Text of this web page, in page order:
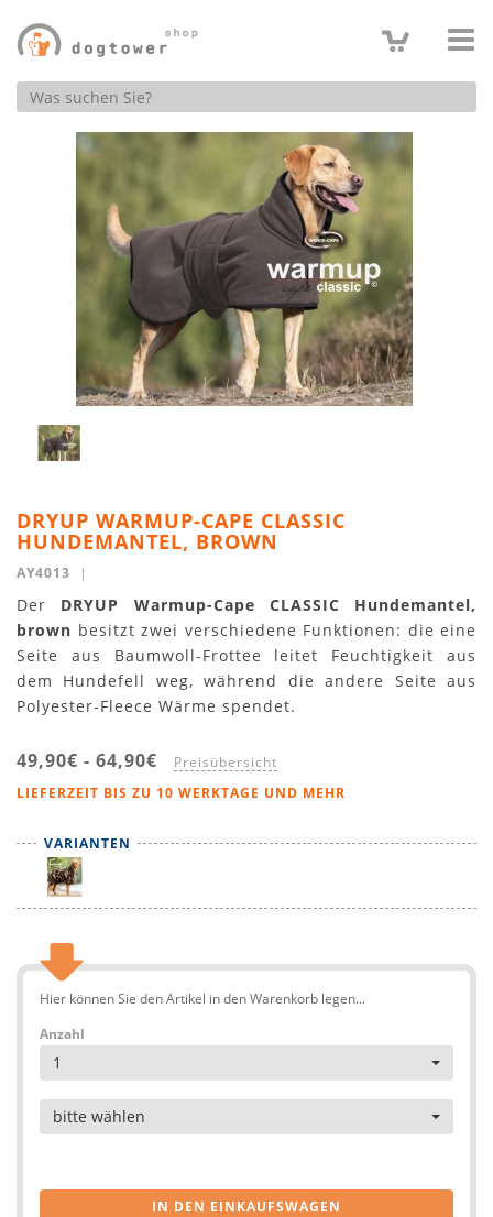
Produktsuche
DRYUP WARMUP-CAPE CLASSIC
HUNDEMANTEL, BROWN
AY4013 |
Der DRYUP Warmup-Cape CLASSIC Hundemantel,
brown besitzt zwei verschiedene Funktionen: die eine
Seite aus Baumwoll-Frottee leitet Feuchtigkeit aus
dem Hundefell weg, während die andere Seite aus
Polyester-Fleece Wärme spendet.
49,90€ - 64,90€ Preisübersicht
LIEFERZEIT BIS ZU 10 WERKTAGE UND MEHR
VARIANTEN
Hier können Sie den Artikel in den Warenkorb legen...
Anzahl
1
Artikel
bitte wählen
IN DEN EINKAUFSWAGEN